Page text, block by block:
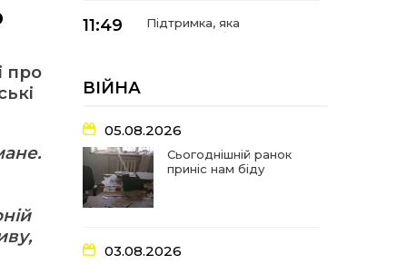
про
11:49
Підтримка, яка
допомагає бути на
21:04
історії Героїв
Барвінківщини стали
частиною літопису війни
17:18
У Барвінківській громаді
ВІЙНА
05.08.2026
Сьогоднішній ранок
приніс нам біду
03.08.2026